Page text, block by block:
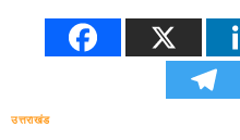
उत्तराखंड